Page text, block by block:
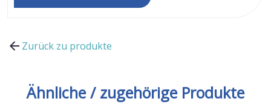
Zurück zu produkte
Ähnliche / zugehörige Produkte